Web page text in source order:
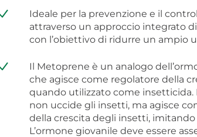
Ideale per la prevenzione e il
attraverso un approccio integrato
con l’obiettivo di ridurre un ampio
Il Metoprene è un analogo
che agisce come regolatore della
quando utilizzato come insetticida.
non uccide gli insetti, ma agisce
della crescita degli insetti, imitando
L’ormone giovanile deve essere